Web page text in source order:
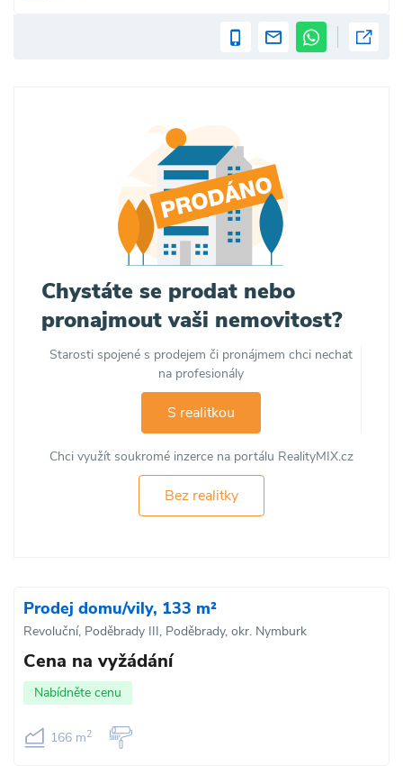
Chystáte se prodat nebo
pronajmout vaši nemovitost?
Starosti spojené s prodejem či pronájmem chci nechat
na profesionály
S realitkou
Chci využít soukromé inzerce na portálu RealityMIX.cz
Bez realitky
Prodej domu/vily, 133 m²
Revoluční, Poděbrady III, Poděbrady, okr. Nymburk
Cena na vyžádání
Nabídněte cenu
166 m2